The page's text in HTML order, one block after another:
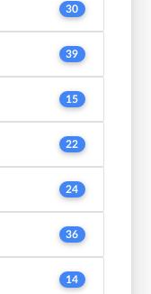
30
39
15
22
24
36
14